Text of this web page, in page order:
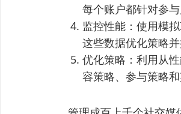
每个账户都针对参
监控性能：使用模
这些数据优化策略并
优化策略：利用从
容策略、参与策略